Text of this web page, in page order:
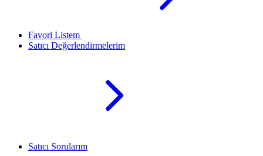
Favori Listem
Satıcı Değerlendirmelerim
Satıcı Sorularım